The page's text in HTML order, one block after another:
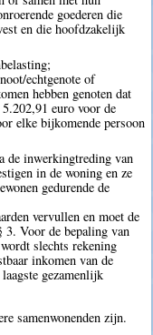
goederen die
en die hoofdzakelijk
echtgenote of
hebben genoten dat
euro voor de
elke bijkomende persoon
de inwerkingtreding van
in de woning en ze
gedurende de
vervullen en moet de
3. Voor de bepaling van
slechts rekening
inkomen van de
gezamenlijk
samenwonenden zijn.